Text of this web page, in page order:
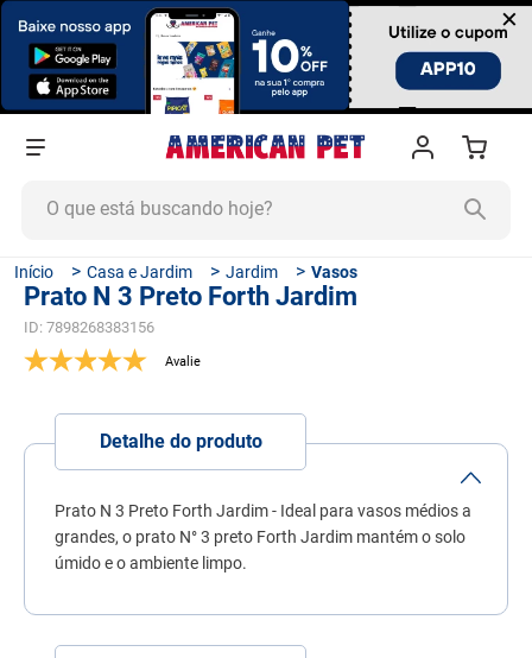
×
Casa e Jardim Jardim Vasos
Prato N 3 Preto Forth Jardim
ID: 7898268383156
Detalhe do produto
Prato N 3 Preto Forth Jardim - Ideal para vasos médios a
grandes, o prato N° 3 preto Forth Jardim mantém o solo
úmido e o ambiente limpo.
TERMOS MAIS BUSCADOS
1º
ração cachorro
areia
5º
ração
6 º
fórmula natural
7º
quatree